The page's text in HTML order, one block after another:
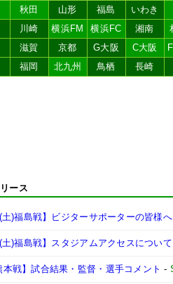
秋田 山形 福島
いわき
川崎 横浜FM 横浜FC 湘南
滋賀 京都 G大阪 C大阪
福岡 北九州 鳥栖 長崎
ース
土)福島戦】ビジターサポーターの皆様へ
土)福島戦】スタジアムアクセスについて
本戦】試合結果・監督・選手コメント -